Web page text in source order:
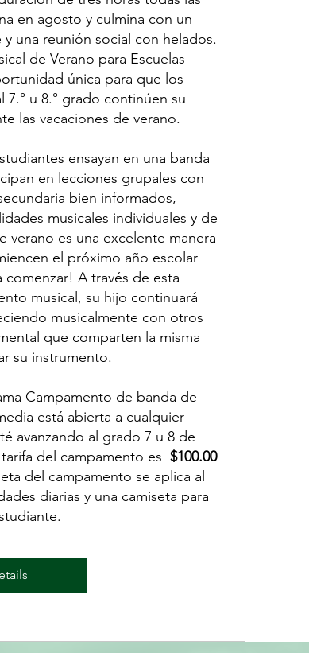
en agosto y culmina con un
una reunión social con helados.
de Verano para Escuelas
única para que los
7.° u 8.° grado continúen su
las vacaciones de verano.
ensayan en una banda
en lecciones grupales con
bien informados,
musicales individuales y de
verano es una excelente manera
el próximo año escolar
A través de esta
musical, su hijo continuará
musicalmente con otros
que comparten la misma
su instrumento.
Campamento de banda de
está abierta a cualquier
avanzando al grado 7 u 8 de
tarifa del campamento es$100.00
del campamento se aplica al
diarias y una camiseta para